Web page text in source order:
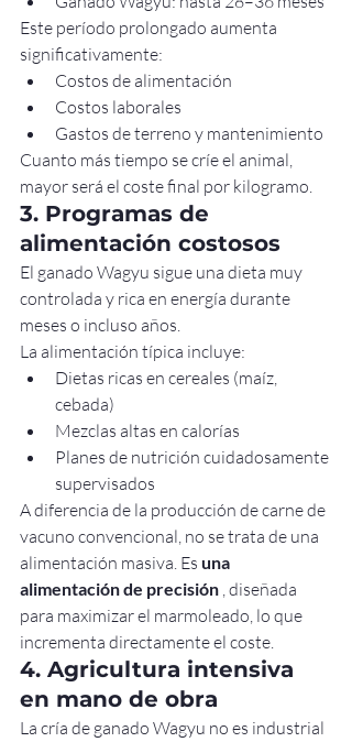
Este período prolongado aumenta
significativamente:
Costos de alimentación
Costos laborales
Gastos de terreno y mantenimiento
Cuanto más tiempo se críe el animal,
mayor será el coste final por kilogramo.
3. Programas de
alimentación costosos
El ganado Wagyu sigue una dieta muy
controlada y rica en energía durante
meses o incluso años.
La alimentación típica incluye:
Dietas ricas en cereales (maíz,
cebada)
Mezclas altas en calorías
Planes de nutrición cuidadosamente
supervisados
A diferencia de la producción de carne de
vacuno convencional, no se trata de una
alimentación masiva. Es una
alimentación de precisión , diseñada
para maximizar el marmoleado, lo que
incrementa directamente el coste.
4. Agricultura intensiva
en mano de obra
La cría de ganado Wagyu no es industrial